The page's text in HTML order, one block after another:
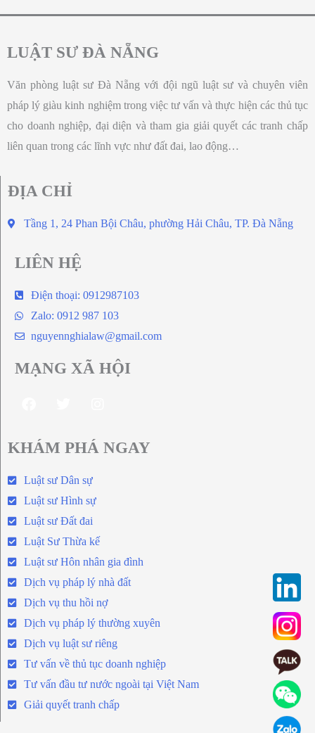
LUẬT SƯ ĐÀ NẴNG
Văn phòng luật sư Đà Nẵng với đội ngũ luật sư và chuyên viên
pháp lý giàu kinh nghiệm trong việc tư vấn và thực hiện các thủ tục
cho doanh nghiệp, đại diện và tham gia giải quyết các tranh chấp
liên quan trong các lĩnh vực như đất đai, lao động…
ĐỊA CHỈ
Tầng 1, 24 Phan Bội Châu, phường Hải Châu, TP. Đà Nẵng
LIÊN HỆ
Điện thoại: 0912987103
Zalo: 0912 987 103
nguyennghialaw@gmail.com
MẠNG XÃ HỘI
KHÁM PHÁ NGAY
Luật sư Dân sự
Luật sư Hình sự
Luật sư Đất đai
Luật Sư Thừa kế
Luật sư Hôn nhân gia đình
Dịch vụ pháp lý nhà đất
Dịch vụ thu hồi nợ
Dịch vụ pháp lý thường xuyên
Dịch vụ luật sư riêng
Tư vấn về thủ tục doanh nghiệp
Tư vấn đầu tư nước ngoài tại Việt Nam
Giải quyết tranh chấp